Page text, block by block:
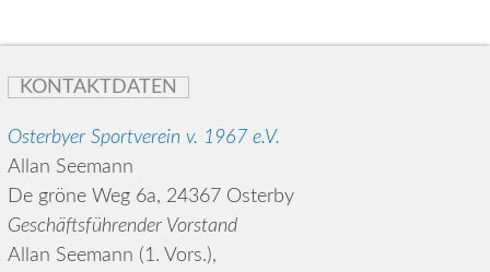
KONTAKTDATEN
Osterbyer Sportverein v. 1967 e.V.
Allan Seemann
De gröne Weg 6a, 24367 Osterby
Geschäftsführender Vorstand
Allan Seemann (1. Vors.),